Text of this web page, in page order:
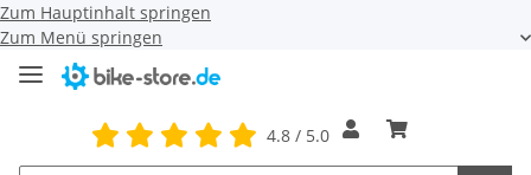
Zum Hauptinhalt springen
Zum Menü springen
4.8 / 5.0